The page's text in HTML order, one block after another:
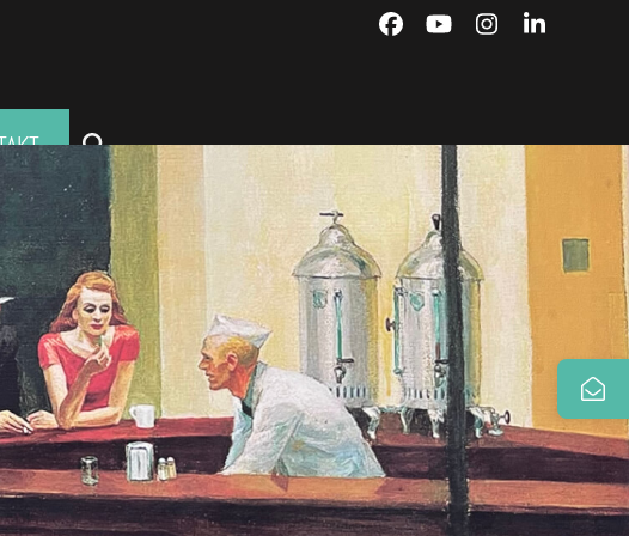
Facebook
YouTubeInstagramLinkedIn